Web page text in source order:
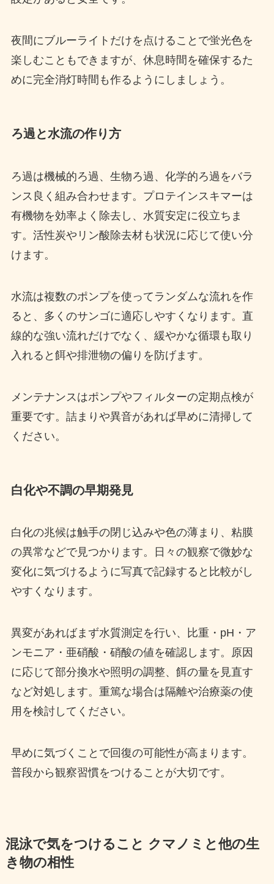
夜間にブルーライトだけを点けることで蛍光色を
楽しむこともできますが、休息時間を確保するた
めに完全消灯時間も作るようにしましょう。
ろ過と水流の作り方
ろ過は機械的ろ過、生物ろ過、化学的ろ過をバラ
ンス良く組み合わせます。プロテインスキマーは
有機物を効率よく除去し、水質安定に役立ちま
す。活性炭やリン酸除去材も状況に応じて使い分
けます。
水流は複数のポンプを使ってランダムな流れを作
ると、多くのサンゴに適応しやすくなります。直
線的な強い流れだけでなく、緩やかな循環も取り
入れると餌や排泄物の偏りを防げます。
メンテナンスはポンプやフィルターの定期点検が
重要です。詰まりや異音があれば早めに清掃して
ください。
白化や不調の早期発見
白化の兆候は触手の閉じ込みや色の薄まり、粘膜
の異常などで見つかります。日々の観察で微妙な
変化に気づけるように写真で記録すると比較がし
やすくなります。
異変があればまず水質測定を行い、比重・pH・ア
ンモニア・亜硝酸・硝酸の値を確認します。原因
に応じて部分換水や照明の調整、餌の量を見直す
など対処します。重篤な場合は隔離や治療薬の使
用を検討してください。
早めに気づくことで回復の可能性が高まります。
普段から観察習慣をつけることが大切です。
混泳で気をつけること クマノミと他の生
き物の相性